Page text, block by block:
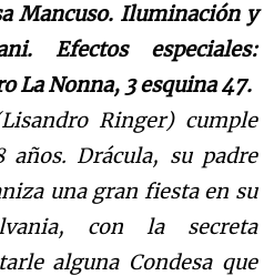
Mancuso. Iluminación y
Efectos especiales:
La Nonna, 3 esquina 47.
Ringer) cumple
años. Drácula, su padre
una gran fiesta en su
con la secreta
alguna Condesa que